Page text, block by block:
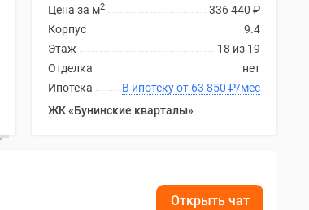
336 440 ₽
Цена за м2
9.4
Корпус
18 из 19
Этаж
нет
Отделка
В ипотеку от 63 850 ₽/мес
Ипотека
ЖК «Бунинские кварталы»
Открыть чат